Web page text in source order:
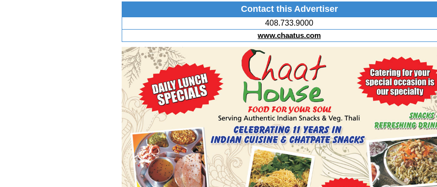
Contact this Advertiser
408.733.9000
www.chaatus.com